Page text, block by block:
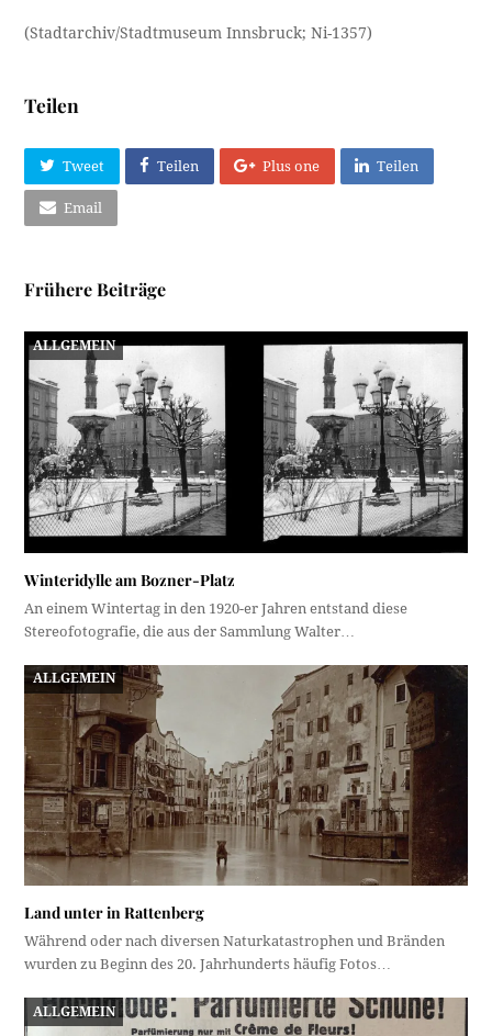
(Stadtarchiv/Stadtmuseum Innsbruck; Ni-1357)
Teilen
Tweet Teilen Plus one Teilen
Email
Frühere Beiträge
ALLGEMEIN
Winteridylle am Bozner-Platz
An einem Wintertag in den 1920-er Jahren entstand diese
Stereofotografie, die aus der Sammlung Walter…
ALLGEMEIN
Land unter in Rattenberg
Während oder nach diversen Naturkatastrophen und Bränden
wurden zu Beginn des 20. Jahrhunderts häufig Fotos…
ALLGEMEIN